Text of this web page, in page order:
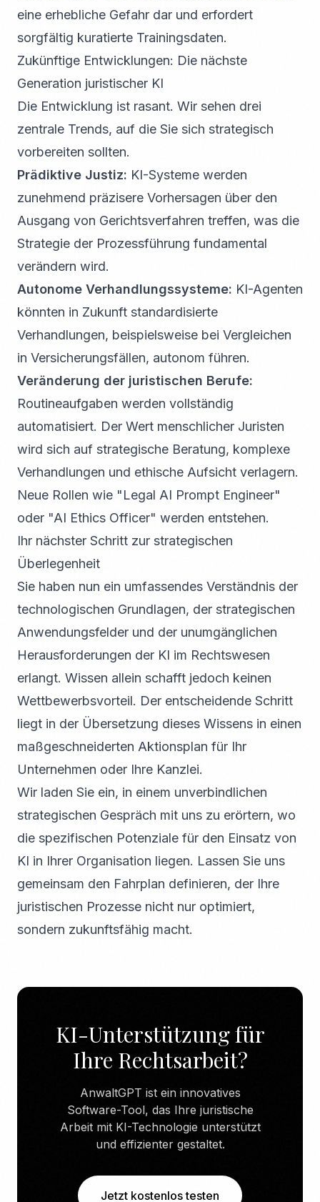
eine erhebliche Gefahr dar und erfordert
sorgfältig kuratierte Trainingsdaten.
Zukünftige Entwicklungen: Die nächste
Generation juristischer KI
Die Entwicklung ist rasant. Wir sehen drei
zentrale Trends, auf die Sie sich strategisch
vorbereiten sollten.
Prädiktive Justiz: KI-Systeme werden
zunehmend präzisere Vorhersagen über den
Ausgang von Gerichtsverfahren treffen, was die
Strategie der Prozessführung fundamental
verändern wird.
Autonome Verhandlungssysteme: KI-Agenten
könnten in Zukunft standardisierte
Verhandlungen, beispielsweise bei Vergleichen
in Versicherungsfällen, autonom führen.
Veränderung der juristischen Berufe:
Routineaufgaben werden vollständig
automatisiert. Der Wert menschlicher Juristen
wird sich auf strategische Beratung, komplexe
Verhandlungen und ethische Aufsicht verlagern.
Neue Rollen wie "Legal AI Prompt Engineer"
oder "AI Ethics Officer" werden entstehen.
Ihr nächster Schritt zur strategischen
Überlegenheit
Sie haben nun ein umfassendes Verständnis der
technologischen Grundlagen, der strategischen
Anwendungsfelder und der unumgänglichen
Herausforderungen der KI im Rechtswesen
erlangt. Wissen allein schafft jedoch keinen
Wettbewerbsvorteil. Der entscheidende Schritt
liegt in der Übersetzung dieses Wissens in einen
maßgeschneiderten Aktionsplan für Ihr
Unternehmen oder Ihre Kanzlei.
Wir laden Sie ein, in einem unverbindlichen
strategischen Gespräch mit uns zu erörtern, wo
die spezifischen Potenziale für den Einsatz von
KI in Ihrer Organisation liegen. Lassen Sie uns
gemeinsam den Fahrplan definieren, der Ihre
juristischen Prozesse nicht nur optimiert,
sondern zukunftsfähig macht.
KI-Unterstützung für
Ihre Rechtsarbeit?
AnwaltGPT ist ein innovatives
Software-Tool, das Ihre juristische
Arbeit mit KI-Technologie unterstützt
und effizienter gestaltet.
Jetzt kostenlos testen